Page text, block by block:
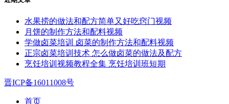
水果捞的做法和配方简单又好吃窍门视频
月饼的制作方法和配料视频
学做卤菜培训 卤菜的制作方法和配料视频
正宗卤菜培训技术 怎么做卤菜的做法及配方
烹饪培训视频教程全集 烹饪培训班短期
晋ICP备16011008号
首页